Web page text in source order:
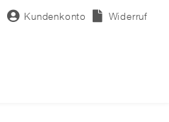
Kundenkonto Widerruf